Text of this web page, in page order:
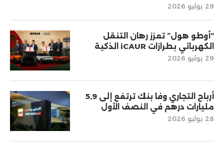
29 يوليو 2026
“أوطو هول” تعزز رهان التنقل
الكهربائي بطرازات iCAUR الذكية
29 يوليو 2026
أرباح التجاري وفا بنك ترتفع إلى 5,9
مليارات درهم في النصف الأول
28 يوليو 2026